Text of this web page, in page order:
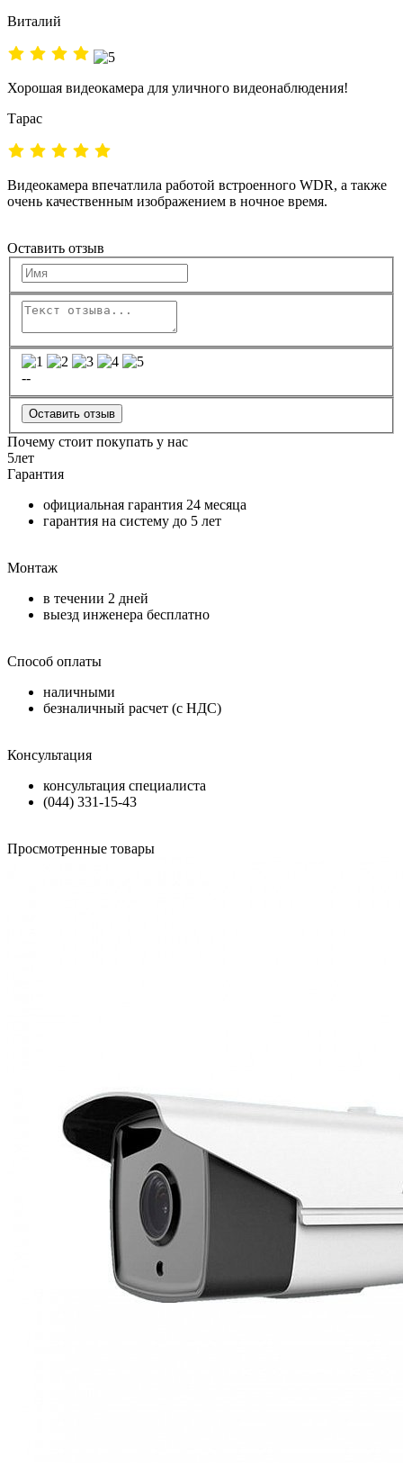
Виталий
Хорошая видеокамера для уличного видеонаблюдения!
Тарас
Видеокамера впечатлила работой встроенного WDR, а также
очень качественным изображением в ночное время.
Оставить отзыв
--
Оставить отзыв
Почему стоит покупать у нас
5лет
Гарантия
официальная гарантия 24 месяца
гарантия на систему до 5 лет
Монтаж
в течении 2 дней
выезд инженера бесплатно
Способ оплаты
наличными
безналичный расчет (с НДС)
Консультация
консультация специалиста
(044) 331-15-43
Просмотренные товары